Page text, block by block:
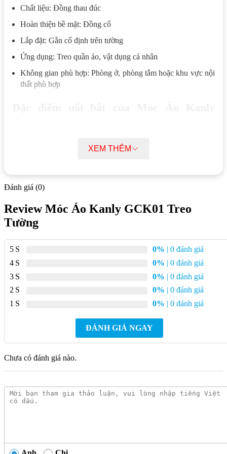
Chất liệu: Đồng thau đúc
Hoàn thiện bề mặt: Đồng cổ
Lắp đặt: Gắn cố định trên tường
Ứng dụng: Treo quần áo, vật dụng cá nhân
Không gian phù hợp: Phòng ở, phòng tắm hoặc khu vực nội
thất phù hợp
Móc Áo Kanly GCK01 Treo Tường được đúc từ đồng thau
nhu cầu sử dụng thường xuyên trong sinh hoạt hàng ngày.
áo, khăn hoặc phụ kiện cá nhân, hạn chế chồng chéo gây rối.
Nhờ đó, người dùng có thể sắp xếp đồ dùng theo vị trí cụ thể,
dễ lấy và dễ quản lý.
XEM THÊM
Đánh giá (0)
Review Móc Áo Kanly GCK01 Treo
Tường
5 0% | 0 đánh giá
4
0% | 0 đánh giá
3
0% | 0 đánh giá
2
0% | 0 đánh giá
1
0% | 0 đánh giá
ĐÁNH GIÁ NGAY
Chưa có đánh giá nào.